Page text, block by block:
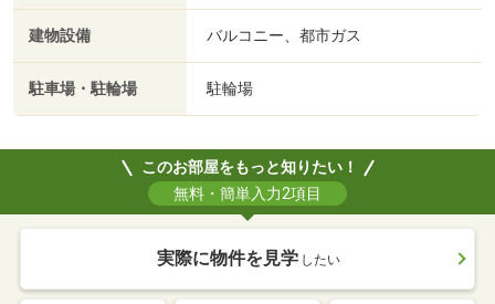
建物設備 バルコニー、都市ガス
駐車場・駐輪場 駐輪場
このお部屋をもっと知りたい！
無料・簡単入力2項目
実際に物件を見学 したい